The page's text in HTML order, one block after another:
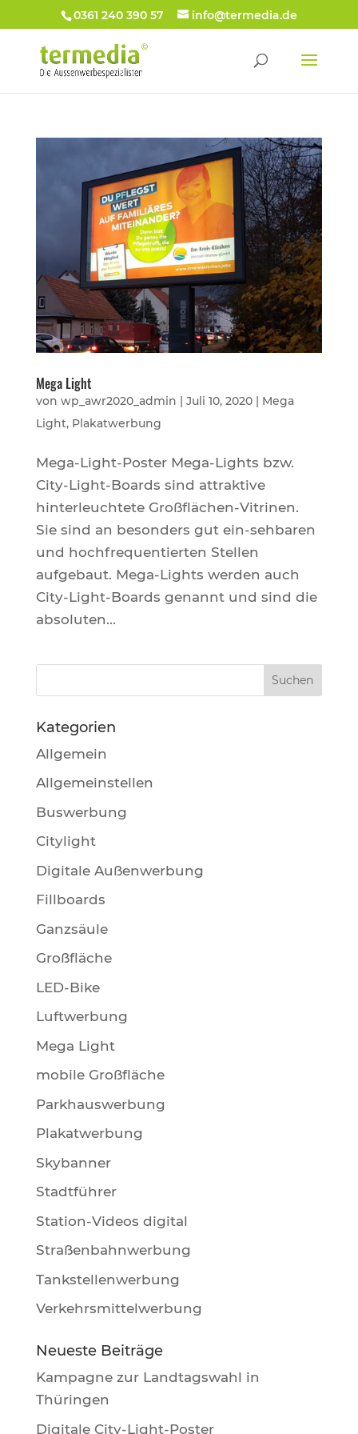
0361 240 390 57 info@termedia.de
Mega Light
von wp_awr2020_admin | Juli 10, 2020| Mega
Light, Plakatwerbung
Mega-Light-Poster Mega-Lights bzw.
City-Light-Boards sind attraktive
hinterleuchtete Großflächen-Vitrinen.
Sie sind an besonders gut ein-sehbaren
und hochfrequentierten Stellen
aufgebaut. Mega-Lights werden auch
City-Light-Boards genannt und sind die
absoluten...
Kategorien
Allgemein
Allgemeinstellen
Buswerbung
Citylight
Digitale Außenwerbung
Fillboards
Ganzsäule
Großfläche
LED-Bike
Luftwerbung
Mega Light
mobile Großfläche
Parkhauswerbung
Plakatwerbung
Skybanner
Stadtführer
Station-Videos digital
Straßenbahnwerbung
Tankstellenwerbung
Verkehrsmittelwerbung
Neueste Beiträge
Kampagne zur Landtagswahl in
Thüringen
Digitale City-Light-Poster